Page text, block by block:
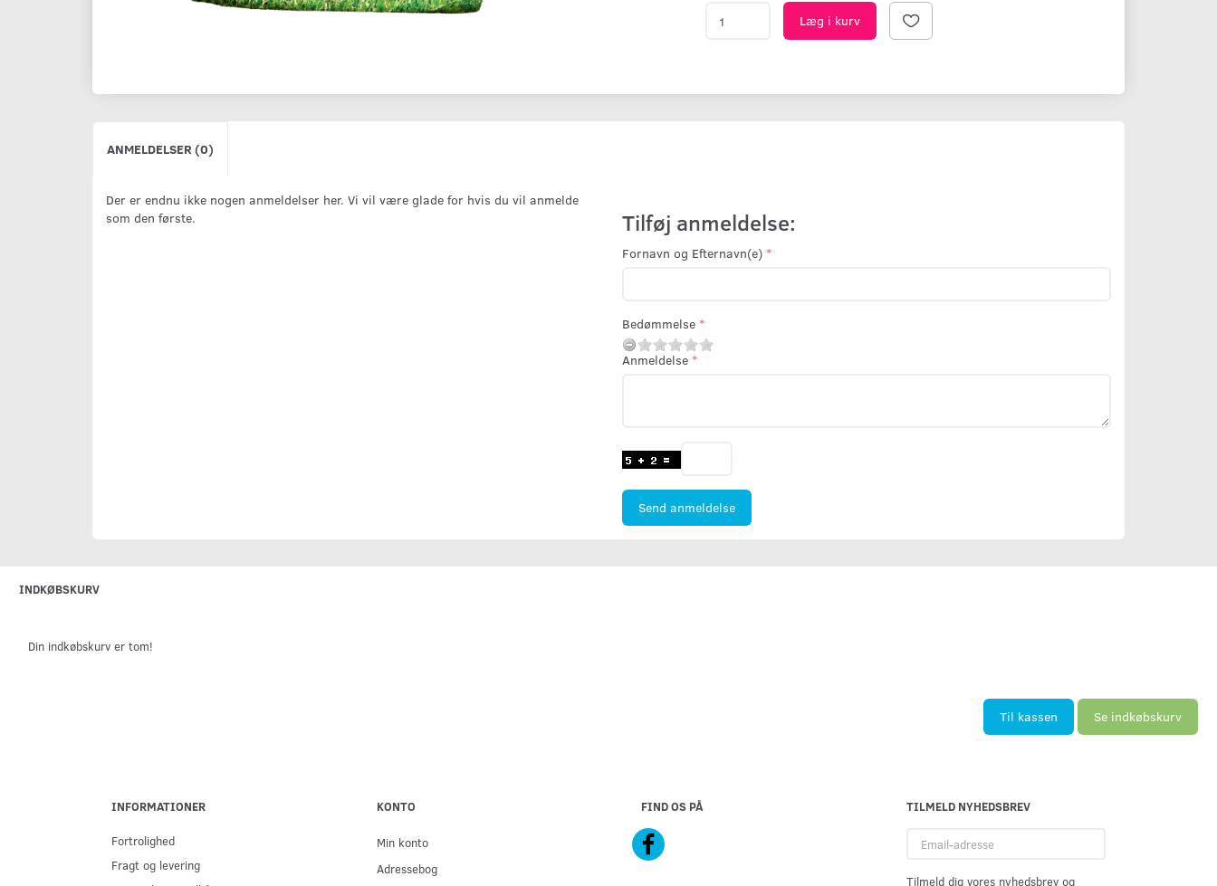
Læg i kurv
ANMELDELSER (0)
Der er endnu ikke nogen anmeldelser her. Vi vil være glade for hvis du vil anmelde
som den første.
Tilføj anmeldelse:
Fornavn og Efternavn(e)
Bedømmelse
Anmeldelse
Send anmeldelse
INDKØBSKURV
Din indkøbskurv er tom!
Til kassen Se indkøbskurv
INFORMATIONER
Fortrolighed
Fragt og levering
KONTO
Min konto
Adressebog
FIND OS PÅ
TILMELD NYHEDSBREV
adresse
Tilmeld dig vores nyhedsbrev og